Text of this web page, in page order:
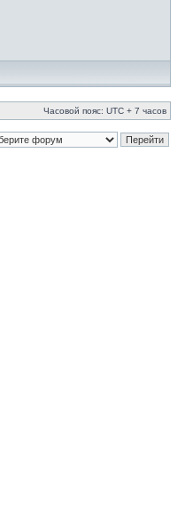
Часовой пояс: UTC + 7 часов